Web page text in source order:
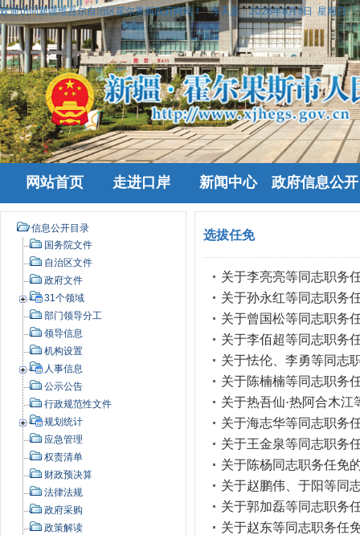
欢迎访问新疆维吾尔自治区霍尔果斯政府网站！ 今天是：2026年8月9日 星期日
网站首页 走进口岸 新闻中心 政府信息公开
信息公开目录
国务院文件
自治区文件
政府文件
31个领域
部门领导分工
领导信息
机构设置
人事信息
公示公告
行政规范性文件
规划统计
应急管理
权责清单
财政预决算
法律法规
政府采购
政策解读
选拔任免
关于李亮亮等同志职务
关于孙永红等同志职务
关于曾国松等同志职务
关于李佰超等同志职务
关于怯伦、李勇等同志
关于陈楠楠等同志职务
关于热吾仙·热阿合木
关于海志华等同志职务
关于王金泉等同志职务
关于陈杨同志职务任免
关于赵鹏伟、于阳等同
关于郭加磊等同志职务
关于赵东等同志职务任